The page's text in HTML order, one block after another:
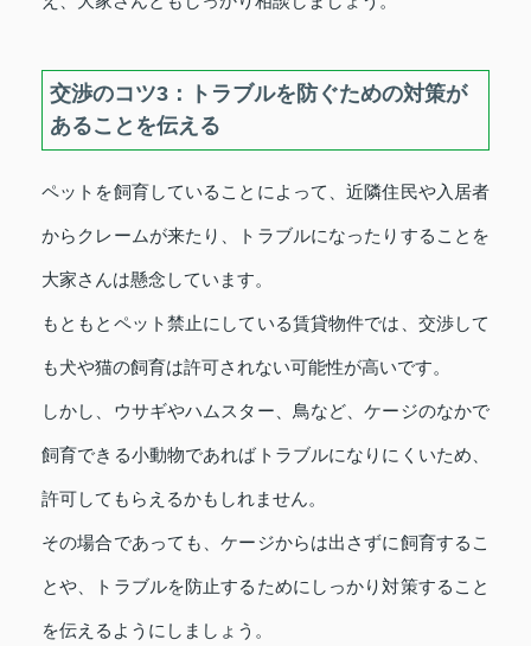
交渉のコツ3：トラブルを防ぐための対策が
あることを伝える
ペットを飼育していることによって、近隣住民や入居者
からクレームが来たり、トラブルになったりすることを
大家さんは懸念しています。
もともとペット禁止にしている賃貸物件では、交渉して
も犬や猫の飼育は許可されない可能性が高いです。
しかし、ウサギやハムスター、鳥など、ケージのなかで
飼育できる小動物であればトラブルになりにくいため、
許可してもらえるかもしれません。
その場合であっても、ケージからは出さずに飼育するこ
とや、トラブルを防止するためにしっかり対策すること
を伝えるようにしましょう。